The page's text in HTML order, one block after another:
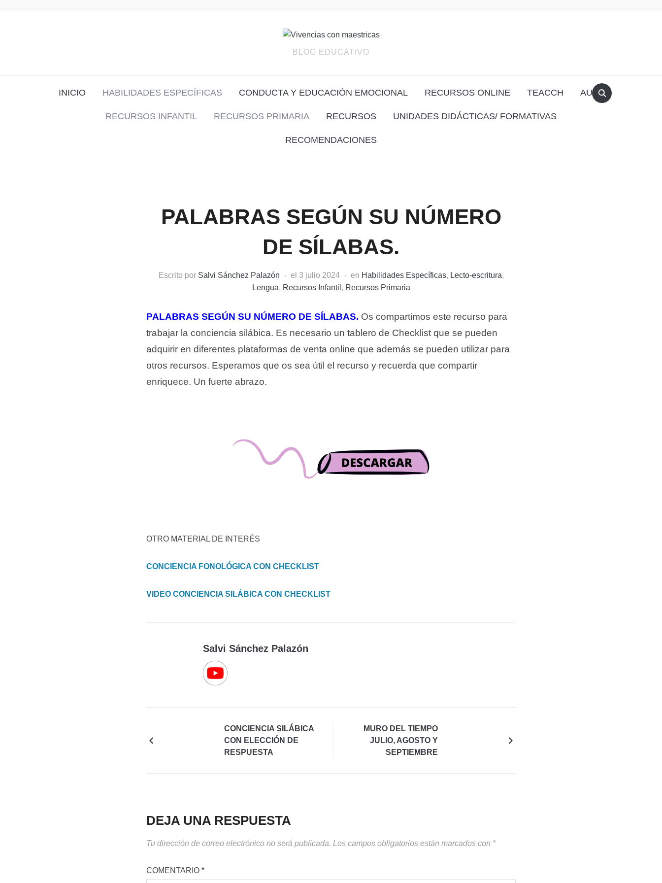
BLOG EDUCATIVO
INICIO HABILIDADES ESPECÍFICAS CONDUCTA Y EDUCACIÓN EMOCIONAL RECURSOS ONLINE TEACCH AULA
RECURSOS INFANTIL RECURSOS PRIMARIA RECURSOS UNIDADES DIDÁCTICAS/ FORMATIVAS
RECOMENDACIONES
PALABRAS SEGÚN SU NÚMERO
DE SÍLABAS.
Escrito por Salvi Sánchez Palazón el 3 julio 2024 en Habilidades Específicas, Lecto-escritura,
Lengua, Recursos Infantil , Recursos Primaria
PALABRAS SEGÚN SU NÚMERO DE SÍLABAS. Os compartimos este recurso para
trabajar la conciencia silábica. Es necesario un tablero de Checklist que se pueden
adquirir en diferentes plataformas de venta online que además se pueden utilizar para
otros recursos. Esperamos que os sea útil el recurso y recuerda que compartir
enriquece. Un fuerte abrazo.
OTRO MATERIAL DE INTERÉS
CONCIENCIA FONOLÓGICA CON CHECKLIST
VIDEO CONCIENCIA SILÁBICA CON CHECKLIST
Salvi Sánchez Palazón
CONCIENCIA SILÁBICA
CON ELECCIÓN DE
RESPUESTA
MURO DEL TIEMPO
JULIO, AGOSTO Y
SEPTIEMBRE
DEJA UNA RESPUESTA
Tu dirección de correo electrónico no será publicada. Los campos obligatorios están marcados con *
COMENTARIO *